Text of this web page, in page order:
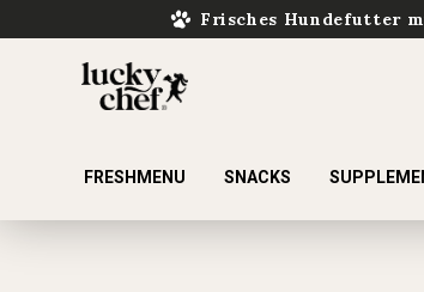
Frisches Hundefutter
FRESHMENU SNACKS